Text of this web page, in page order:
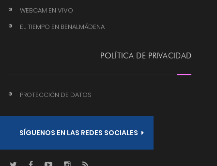
WEBCAM EN VIVO
EL TIEMPO EN BENALMÁDENA
POLÍTICA DE PRIVACIDAD
PROTECCIÓN DE DATOS
SÍGUENOS EN LAS REDES SOCIALES